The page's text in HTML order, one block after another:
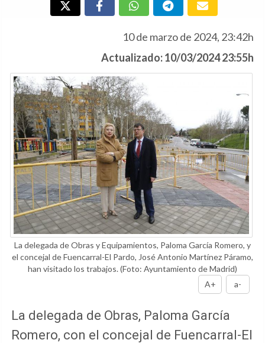
10 de marzo de 2024, 23:42h
Actualizado: 10/03/2024 23:55h
La delegada de Obras y Equipamientos, Paloma García Romero, y
el concejal de Fuencarral-El Pardo, José Antonio Martínez Páramo,
han visitado los trabajos.(Foto: Ayuntamiento de Madrid)
A+
a-
La delegada de Obras, Paloma García
Romero, con el concejal de Fuencarral-El